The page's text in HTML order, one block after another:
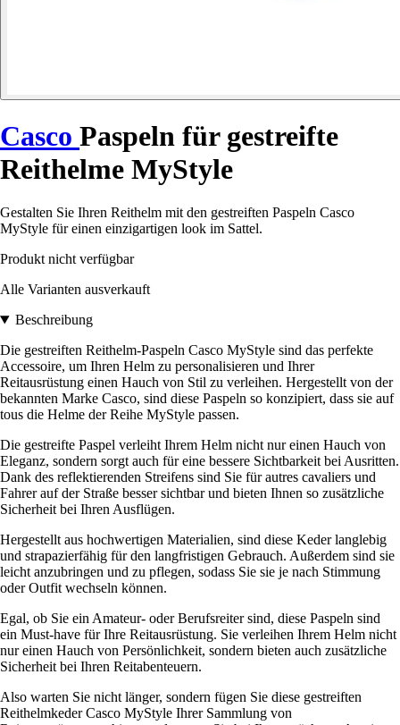
Casco Paspeln für gestreifte
Reithelme MyStyle
Gestalten Sie Ihren Reithelm mit den gestreiften Paspeln Casco
MyStyle für einen einzigartigen look im Sattel.
Produkt nicht verfügbar
Alle Varianten ausverkauft
Beschreibung
Die gestreiften Reithelm-Paspeln Casco MyStyle sind das perfekte
Accessoire, um Ihren Helm zu personalisieren und Ihrer
Reitausrüstung einen Hauch von Stil zu verleihen. Hergestellt von der
bekannten Marke Casco, sind diese Paspeln so konzipiert, dass sie auf
tous die Helme der Reihe MyStyle passen.
Die gestreifte Paspel verleiht Ihrem Helm nicht nur einen Hauch von
Eleganz, sondern sorgt auch für eine bessere Sichtbarkeit bei Ausritten.
Dank des reflektierenden Streifens sind Sie für autres cavaliers und
Fahrer auf der Straße besser sichtbar und bieten Ihnen so zusätzliche
Sicherheit bei Ihren Ausflügen.
Hergestellt aus hochwertigen Materialien, sind diese Keder langlebig
und strapazierfähig für den langfristigen Gebrauch. Außerdem sind sie
leicht anzubringen und zu pflegen, sodass Sie sie je nach Stimmung
oder Outfit wechseln können.
Egal, ob Sie ein Amateur- oder Berufsreiter sind, diese Paspeln sind
ein Must-have für Ihre Reitausrüstung. Sie verleihen Ihrem Helm nicht
nur einen Hauch von Persönlichkeit, sondern bieten auch zusätzliche
Sicherheit bei Ihren Reitabenteuern.
Also warten Sie nicht länger, sondern fügen Sie diese gestreiften
Reithelmkeder Casco MyStyle Ihrer Sammlung von